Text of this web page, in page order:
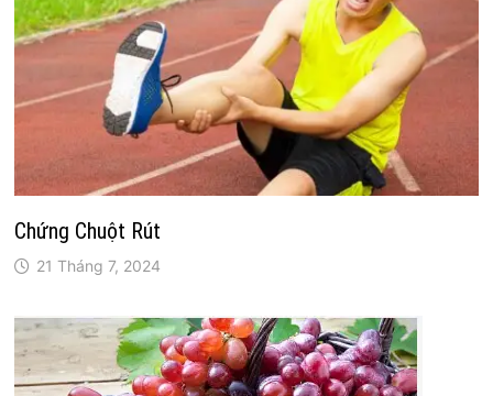
Chứng Chuột Rút
21 Tháng 7, 2024